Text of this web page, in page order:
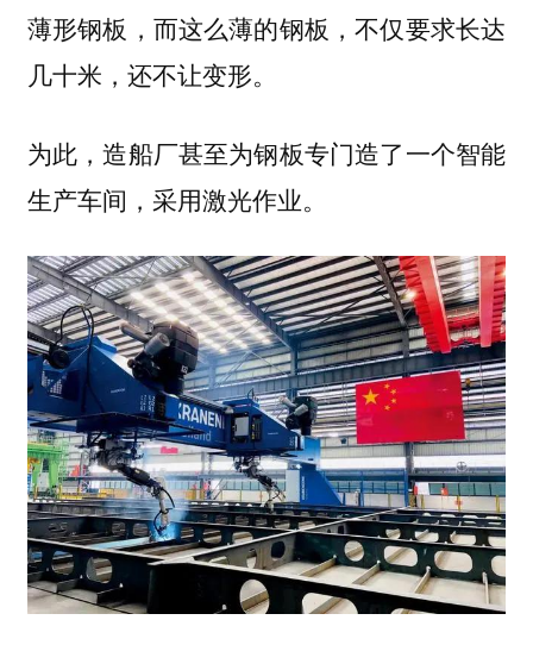
薄形钢板，而这么薄的钢板，不仅要求长达
几十米，还不让变形。
为此，造船厂甚至为钢板专门造了一个智能
生产车间，采用激光作业。